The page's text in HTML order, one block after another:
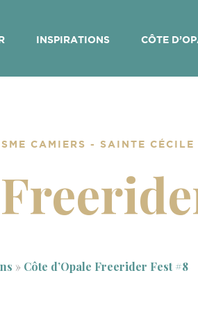
INSPIRATIONS CÔTE
CAMIERS - SAINTE CÉCILE
» Côte d’Opale Freerider Fest #8